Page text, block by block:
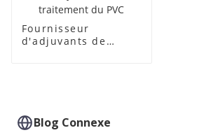
Fournisseur
d'adjuvants de
Blog Connexe